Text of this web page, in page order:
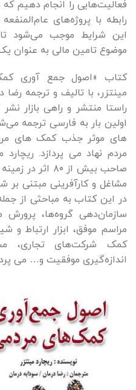
فعالیت‌هایی را انجام دهیم
رابطه با پروژه‌های
این شرایط موجب می‌شود
موضوع تامین مالی به عنوان
کتاب «اصول جمع آوری
مینتزر، با تالیف و ترجمه
راستا منتشر و راهی بازار
های موثر جذب کمک های
مردم نهاد می پردازد. ریچارد
صاحب بیش از ۸۰
مشاغل و کارآفرینی مبتنی
در این کتاب به مباحثی از
سازمان‌دهی گروه‌ها، پرورش
مراسم موفق، ابزار ارتباط و
کمک شرکت‌های تجاری،
اندازه‌گیری موفقیت و… می